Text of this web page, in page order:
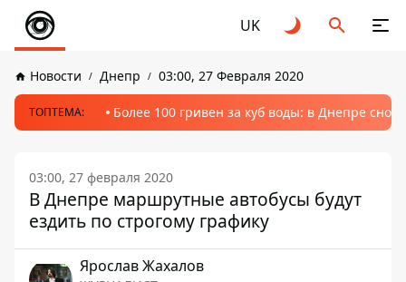
UK
Новости Днепр 03:00, 27 Февраля 2020
ТОПТЕМА: Более 100 гривен за куб воды: в Днепре
03:00, 27 февраля 2020
В Днепре маршрутные автобусы будут
ездить по строгому графику
Ярослав Жахалов